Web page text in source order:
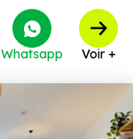
Whatsapp Voir +